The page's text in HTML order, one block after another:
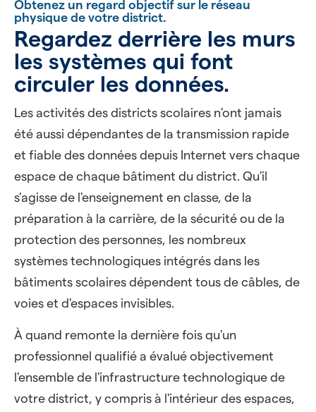
Regardez derrière les murs
les systèmes qui font
circuler les données.
Obtenez un regard objectif sur le réseau
physique de votre district.
Les activités des districts scolaires n'ont jamais
été aussi dépendantes de la transmission rapide
et fiable des données depuis Internet vers chaque
espace de chaque bâtiment du district. Qu'il
s'agisse de l'enseignement en classe, de la
préparation à la carrière, de la sécurité ou de la
protection des personnes, les nombreux
systèmes technologiques intégrés dans les
bâtiments scolaires dépendent tous de câbles, de
voies et d'espaces invisibles.
À quand remonte la dernière fois qu'un
professionnel qualifié a évalué objectivement
l'ensemble de l'infrastructure technologique de
votre district, y compris à l'intérieur des espaces,